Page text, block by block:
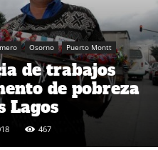
Osorno Puerto Montt
de trabajos
de pobreza
Lagos
467